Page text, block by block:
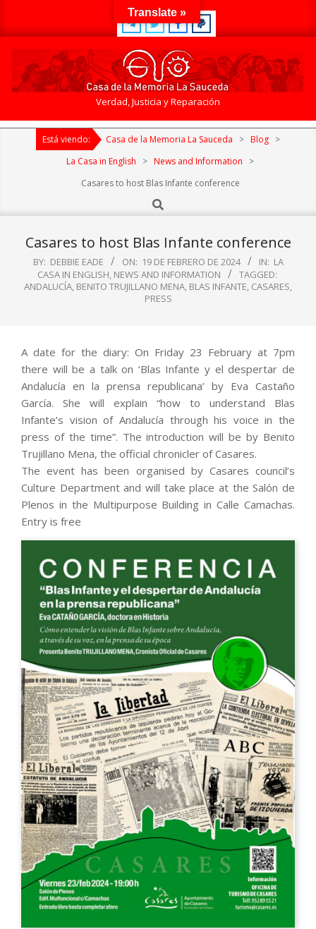
de
Memoria
Verdad, Justicia y Reparación
Primary
NavigationEstá viendo: Casa de la Memoria La Sauceda > Blog >
La Casa in English
> News and Information
>
Casares to host Blas Infante conference
Search
Casares to host Blas Infante conference
BY: DEBBIE EADE ON: 19 DE FEBRERO DE 2024 IN: LA
CASA IN ENGLISH, NEWS AND INFORMATION
TAGGED:
ANDALUCÍA, BENITO TRUJILLANO MENA, BLAS INFANTE, CASARES,
PRESS
A date for the diary: On Friday 23 February at 7pm
there will be a talk on ‘Blas Infante y el despertar de
Andalucía en la prensa republicana’ by Eva Castaño
García. She will explain “how to understand Blas
Infante’s vision of Andalucía through his voice in the
press of the time”. The introduction will be by Benito
Trujillano Mena, the official chronicler of Casares.
The event has been organised by Casares council’s
Culture Department and will take place at the Salón de
Plenos in the Multipurpose Building in Calle Camachas.
Entry is free
Translate »